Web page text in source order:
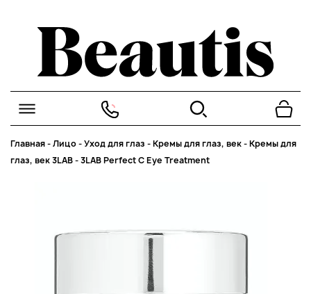
Главная-Лицо-Уход для глаз -Кремы для глаз, век-Кремы для
глаз, век 3LAB-3LAB Perfect C Eye Treatment